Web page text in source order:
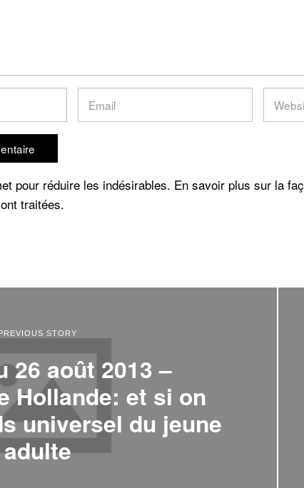
pour réduire les indésirables. En savoir plus sur la
traitées.
STORY
26 août 2013 –
Hollande: et si on
universel du jeune
adulte